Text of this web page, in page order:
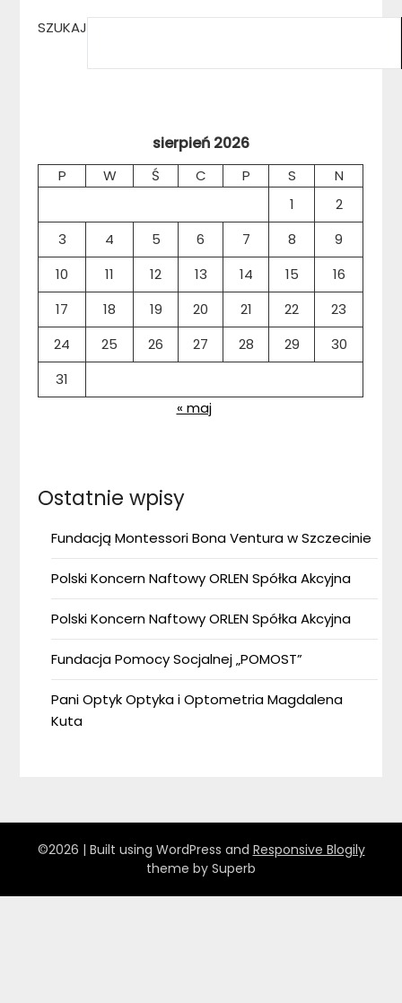
SZUKAJ
sierpień 2026
P W Ś C P S
N
1
2
3
4 5 6 7 8
9
10
11 12 13 14 15
16
17
18 19 20 21 22
23
24
25 26 27 28 29
30
31
« maj
Ostatnie wpisy
Fundacją Montessori Bona Ventura w Szczecinie
Polski Koncern Naftowy ORLEN Spółka Akcyjna
Polski Koncern Naftowy ORLEN Spółka Akcyjna
Fundacja Pomocy Socjalnej „POMOST”
Pani Optyk Optyka i Optometria Magdalena
Kuta
©2026 | Built using WordPress and Responsive Blogily
theme by Superb